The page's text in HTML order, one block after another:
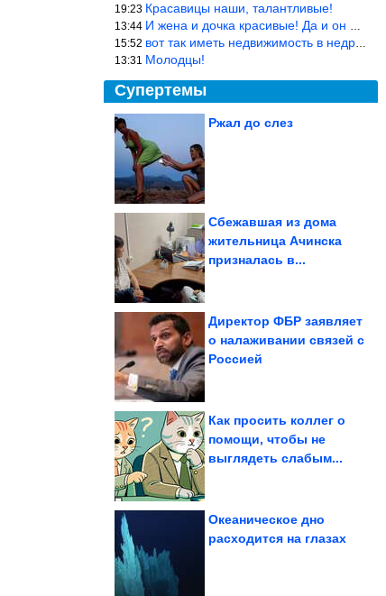
19:23 Красавицы наши, талантливые!
13:44 И жена и дочка красивые! Да и он настоящий мужик!
15:52 вот так иметь недвижимость в недружественных странах Могут забра
13:31 Молодцы!
Супертемы
Ржал до слез
Сбежавшая из дома
жительница Ачинска
призналась в...
Директор ФБР заявляет
о налаживании связей с
Россией
TotalEnergies получит
Как просить коллег о
помощи, чтобы не
выглядеть слабым...
Океаническое дно
расходится на глазах